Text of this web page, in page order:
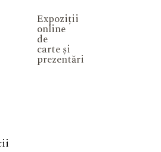
Expoziții
online
de
carte și
prezentări